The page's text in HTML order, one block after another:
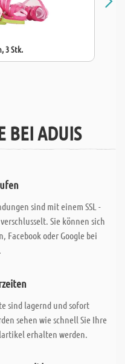
3 Stk.
BEI ADUIS
sind mit einem SSL -
Sie können sich
Facebook oder Google bei
sind lagernd und sofort
sehen wie schnell Sie Ihre
erhalten werden.